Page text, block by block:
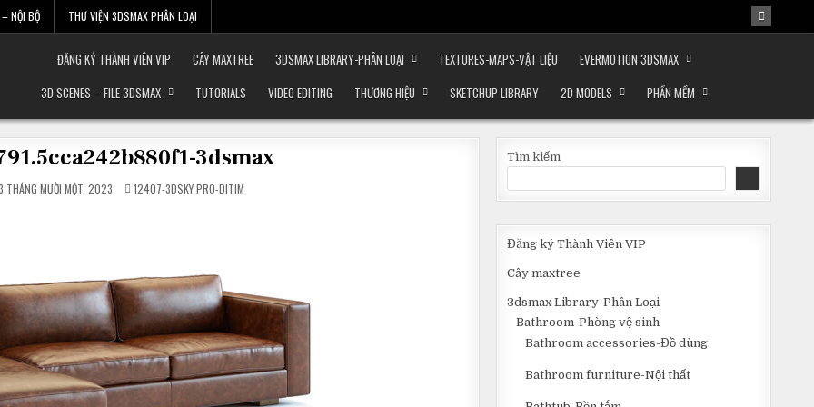
NỘI BỘ THƯ VIỆN 3DSMAX PHÂN LOẠI
ĐĂNG KÝ THÀNH VIÊN VIP CÂY MAXTREE 3DSMAX LIBRARY-PHÂN LOẠI TEXTURES-MAPS-VẬT LIỆU
EVERMOTION 3DSMAX
3D SCENES – FILE 3DSMAX
TUTORIALS VIDEO EDITING THƯƠNG HIỆU SKETCHUP LIBRARY 2D MODELS PHẦN MỀM
3dsmax
THÁNG MƯỜI MỘT, 2023 POSTED
IN
12407-3DSKY PRO-DITIM
Tìm kiếm
Đăng ký Thành Viên VIP
Cây maxtree
3dsmax Library-Phân Loại
Bathroom-Phòng vệ sinh
Bathroom accessories-Đồ dùng
Bathroom furniture-Nội thất